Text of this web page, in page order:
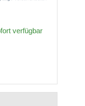
verfügbar